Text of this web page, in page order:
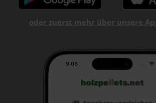
oder zuerst mehr über unsere